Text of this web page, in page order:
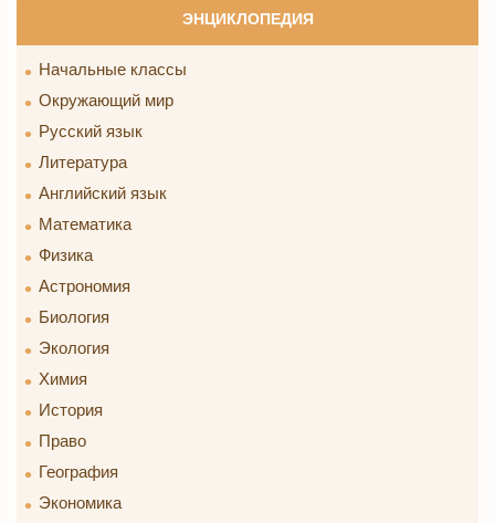
ЭНЦИКЛОПЕДИЯ
Начальные классы
Окружающий мир
Русский язык
Литература
Английский язык
Математика
Физика
Астрономия
Биология
Экология
Химия
История
Право
География
Экономика